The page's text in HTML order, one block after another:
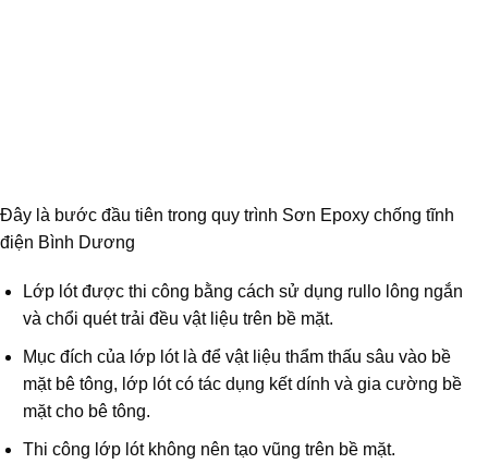
Đây là bước đầu tiên trong quy trình Sơn Epoxy chống tĩnh
điện Bình Dương
Lớp lót được thi công bằng cách sử dụng rullo lông ngắn
và chổi quét trải đều vật liệu trên bề mặt.
Mục đích của lớp lót là để vật liệu thẩm thấu sâu vào bề
mặt bê tông, lớp lót có tác dụng kết dính và gia cường bề
mặt cho bê tông.
Thi công lớp lót không nên tạo vũng trên bề mặt.